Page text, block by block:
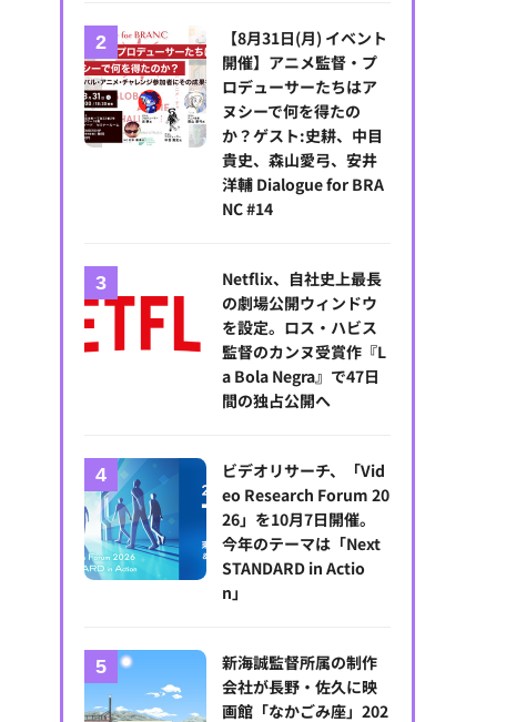
【8月31日(月) イベント
開催】アニメ監督・プ
ロデューサーたちはア
ヌシーで何を得たの
か？ゲスト:史耕、中目
貴史、森山愛弓、安井
洋輔 Dialogue for BRA
NC #14
Netflix、自社史上最長
の劇場公開ウィンドウ
を設定。ロス・ハビス
監督のカンヌ受賞作『L
a Bola Negra』で47日
間の独占公開へ
ビデオリサーチ、「Vid
eo Research Forum 20
26」を10月7日開催。
今年のテーマは「Next
STANDARD in Actio
n」
新海誠監督所属の制作
会社が長野・佐久に映
画館「なかごみ座」202